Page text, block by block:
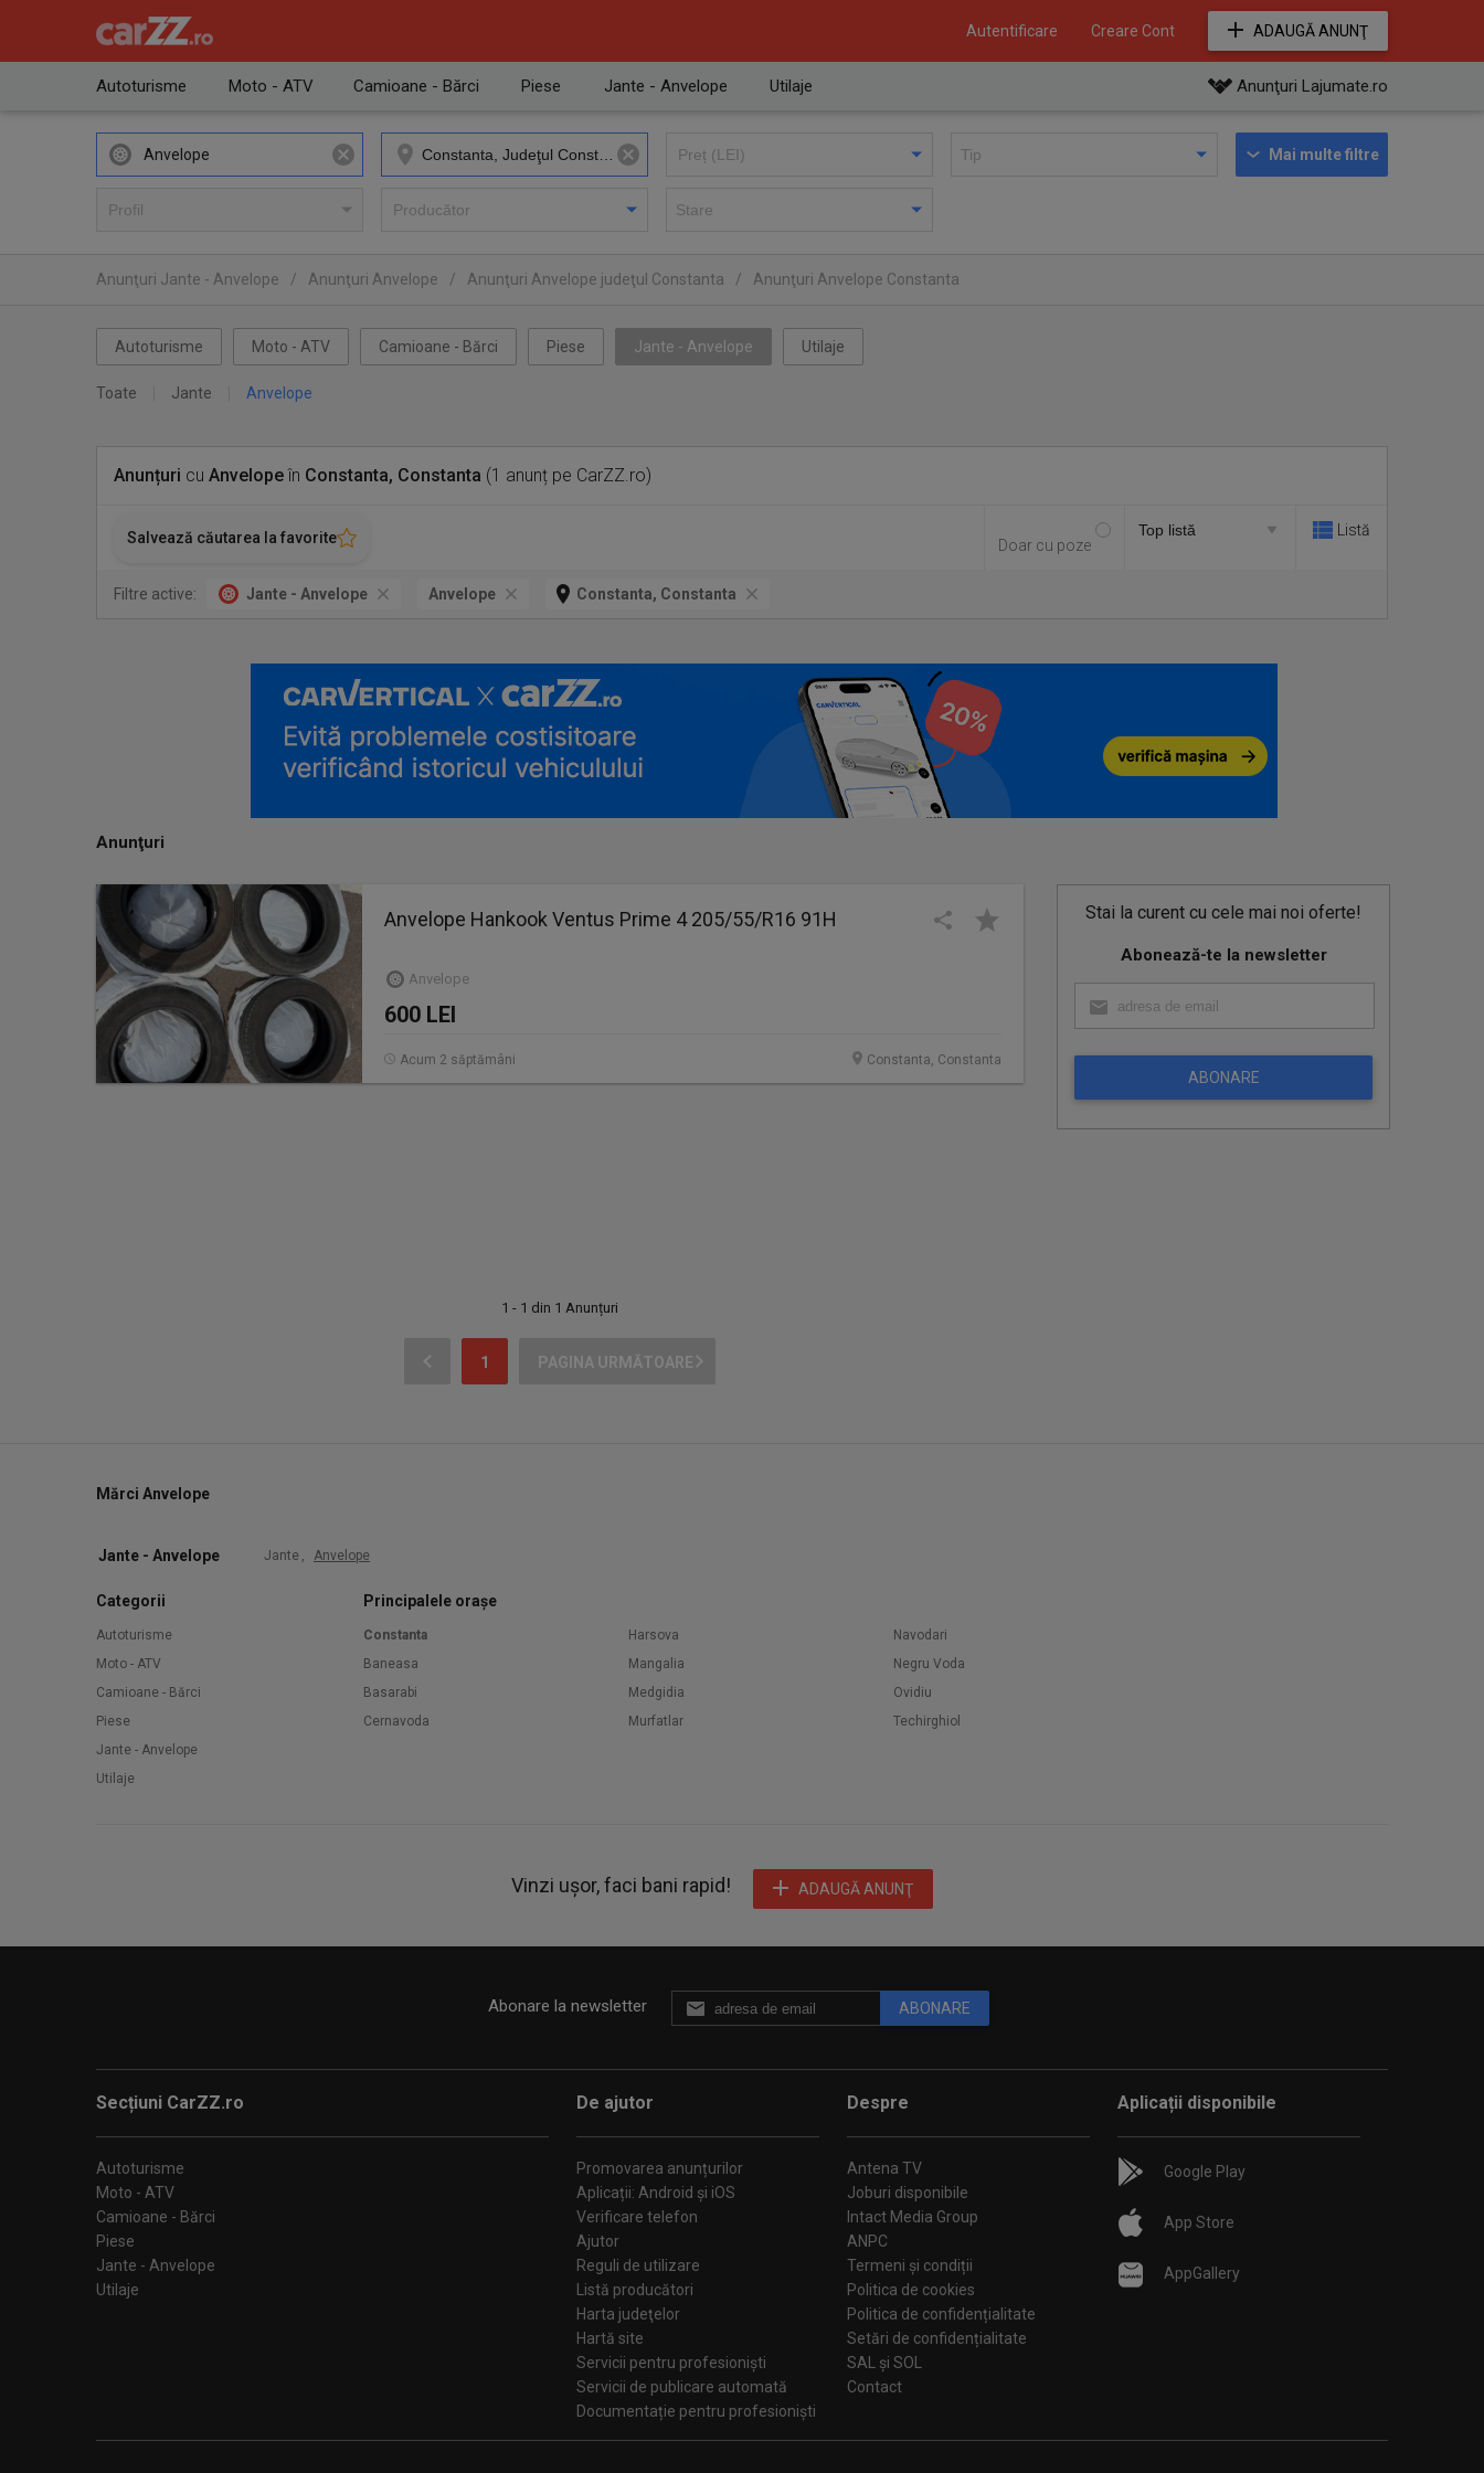
Autentificare Creare Cont ADAUGĂ ANUNŢ
Autoturisme Moto - ATV Camioane - Bărci Piese Jante - Anvelope Utilaje Anunţuri Lajumate.ro
Anvelope Mai multe filtre
Anunţuri Jante - Anvelope / Anunţuri Anvelope / Anunţuri Anvelope judeţul Constanta / Anunţuri Anvelope Constanta
Autoturisme Moto - ATV Camioane - Bărci Piese Jante - Anvelope Utilaje
Toate Jante Anvelope
Anunțuri cu Anvelopeîn Constanta, Constanta (1 anunț pe CarZZ.ro)
Salvează căutarea la favorite Doar cu poze
Listă
Filtre active: Jante - Anvelope Anvelope Constanta, Constanta
Stai la curent cu cele mai noi oferte!
Abonează-te la newsletter
ABONARE
Anunţuri
Anvelope Hankook Ventus Prime 4 205/55/R16 91H
Anvelope
600 LEI
Constanta, Constanta
Acum 2 săptămâni
1 - 1 din 1 Anunțuri
1 PAGINA URMĂTOARE
Mărci Anvelope
Jante - Anvelope Jante , Anvelope
Categorii
Autoturisme
Moto - ATV
Camioane - Bărci
Piese
Jante - Anvelope
Utilaje
Principalele orașe
Constanta
Baneasa
Basarabi
Cernavoda
Harsova
Mangalia
Medgidia
Murfatlar
Navodari
Negru Voda
Ovidiu
Techirghiol
Vinzi ușor, faci bani rapid! ADAUGĂ ANUNŢ
Abonare la newsletter ABONARE
Secțiuni CarZZ.ro
Autoturisme
Moto - ATV
Camioane - Bărci
Piese
Jante - Anvelope
Utilaje
De ajutor
Promovarea anunțurilor
Aplicații: Android și iOS
Verificare telefon
Ajutor
Reguli de utilizare
Listă producători
Harta judeţelor
Hartă site
Servicii pentru profesioniști
Servicii de publicare automată
Documentație pentru profesioniști
Despre
Antena TV
Joburi disponibile
Intact Media Group
ANPC
Termeni și condiții
Politica de cookies
Politica de confidențialitate
Setări de confidențialitate
SAL și SOL
Contact
Aplicații disponibile
Google Play
App Store
AppGallery